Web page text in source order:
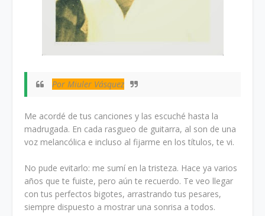
Por Miuler Vásquez
Me acordé de tus canciones y las escuché hasta la
madrugada. En cada rasgueo de guitarra, al son de una
voz melancólica e incluso al fijarme en los títulos, te vi.
No pude evitarlo: me sumí en la tristeza. Hace ya varios
años que te fuiste, pero aún te recuerdo. Te veo llegar
con tus perfectos bigotes, arrastrando tus pesares,
siempre dispuesto a mostrar una sonrisa a todos.